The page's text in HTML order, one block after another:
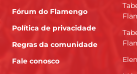
Fórum do Flamengo
Política de privacidade
Regras da comunidade
Fale conosco